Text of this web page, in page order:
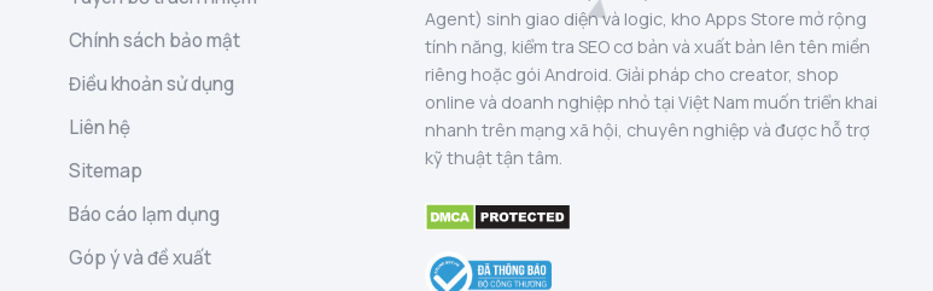
Chính sách bảo mật
Điều khoản sử dụng
Liên hệ
Sitemap
Báo cáo lạm dụng
Góp ý và đề xuất
Agent) sinh giao diện và logic, kho Apps Store mở rộng
tính năng, kiểm tra SEO cơ bản và xuất bản lên tên miền
riêng hoặc gói Android. Giải pháp cho creator, shop
online và doanh nghiệp nhỏ tại Việt Nam muốn triển khai
nhanh trên mạng xã hội, chuyên nghiệp và được hỗ trợ
kỹ thuật tận tâm.